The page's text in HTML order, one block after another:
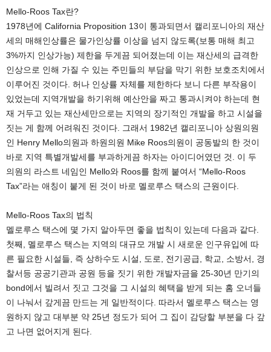
Mello-Roos Tax란?
1978년에 California Proposition 13이 통과되면서 캘리포니아의 재산
세의 매해인상률은 물가인상률 이상을 넘지 않도록(보통 매해 최고
3%까지 인상가능) 제한을 두게끔 되어졌는데 이는 재산세의 급격한
인상으로 인해 가질 수 있는 주민들의 부담을 막기 위한 보호조치에서
이루어진 것이다. 허나 인상률 자체를 제한하다 보니 다른 부작용이
있었는데 지역개발을 하기위해 예산안을 짜고 통과시켜야 하는데 현
재 거두고 있는 재산세만으로는 지역의 장기적인 개발을 하고 시설을
짓는 게 함께 어려워진 것이다. 그래서 1982년 캘리포니아 상원의원
인 Henry Mello의원과 하원의원 Mike Roos의원이 공동발의 한 것이
바로 지역 특별개발세를 부과하게끔 하자는 아이디어였던 것. 이 두
의원의 라스트 네임인 Mello와 Roos를 함께 붙여서 “Mello-Roos
Tax”라는 애칭이 붙게 된 것이 바로 멜로루스 택스의 근원이다.
Mello-Roos Tax의 법칙
멜로루스 택스에 몇 가지 알아두면 좋을 법칙이 있는데 다음과 같다.
첫째, 멜로루스 택스는 지역의 대규모 개발 시 새로운 인구유입에 따
른 필요한 시설들, 즉 상하수도 시설, 도로, 전기공급, 학교, 소방서, 경
찰서등 공공기관과 공원 등을 짓기 위한 개발자금을 25-30년 만기의
bond에서 빌려서 짓고 그것을 그 시설의 혜택을 받게 되는 홈 오너들
이 나눠서 갚게끔 만드는 게 일반적이다. 따라서 멜로루스 택스는 영
원하지 않고 대부분 약 25년 정도가 되어 그 집이 감당할 부분을 다 갚
고 나면 없어지게 된다.